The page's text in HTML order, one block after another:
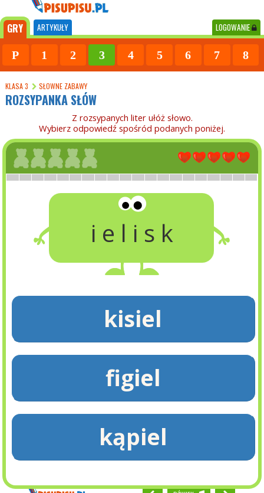
GRY ARTYKUŁY LOGOWANIE
P 1 2 3 4 5 6 7 8
KLASA 3 SŁOWNE ZABAWY
ROZSYPANKA SŁÓW
Z rozsypanych liter ułóż słowo.
Wybierz odpowiedź spośród podanych poniżej.
i e l i s k
kisiel
figiel
kąpiel